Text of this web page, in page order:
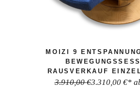
MOIZI 9
RAUSVERKAUF
3.910,00€3.310,00 €*